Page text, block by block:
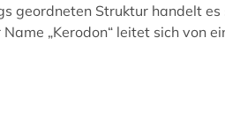
geordneten Struktur handelt
„Kerodon“ leitet sich von